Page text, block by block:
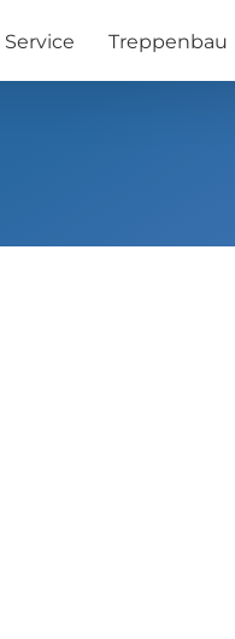
Service Treppenbau